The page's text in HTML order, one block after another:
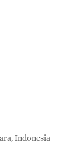
Indonesia